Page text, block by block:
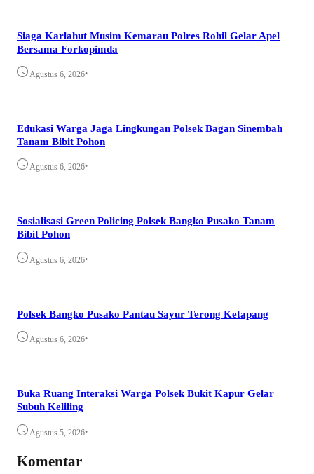
Siaga Karlahut Musim Kemarau Polres Rohil Gelar Apel
Bersama Forkopimda
Agustus 6, 2026•
Edukasi Warga Jaga Lingkungan Polsek Bagan Sinembah
Tanam Bibit Pohon
Agustus 6, 2026•
Sosialisasi Green Policing Polsek Bangko Pusako Tanam
Bibit Pohon
Agustus 6, 2026•
Polsek Bangko Pusako Pantau Sayur Terong Ketapang
Agustus 6, 2026•
Buka Ruang Interaksi Warga Polsek Bukit Kapur Gelar
Subuh Keliling
Agustus 5, 2026•
Komentar